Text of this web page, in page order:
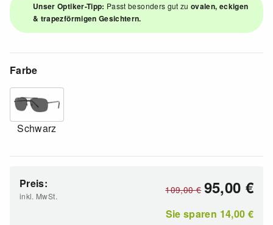
Unser Optiker-Tipp: Passt besonders gut zuovalen, eckigen
& trapezförmigen Gesichtern.
Farbe
Schwarz
Preis:
inkl. MwSt.
109,00€ 95,00 €
Sie sparen 14,00 €